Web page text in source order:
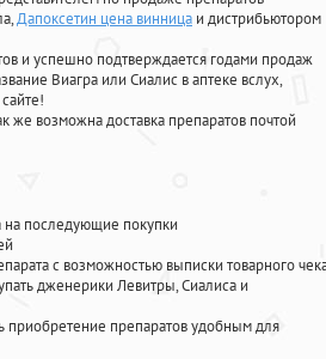
,Дапоксетин цена винница и дистрибьютором
и успешно подтверждается годами продаж
Виагра или Сиалис в аптеке вслух,
же возможна доставка препаратов почтой
на последующие покупки
с возможностью выписки товарного
дженерики Левитры, Сиалиса и
приобретение препаратов удобным для